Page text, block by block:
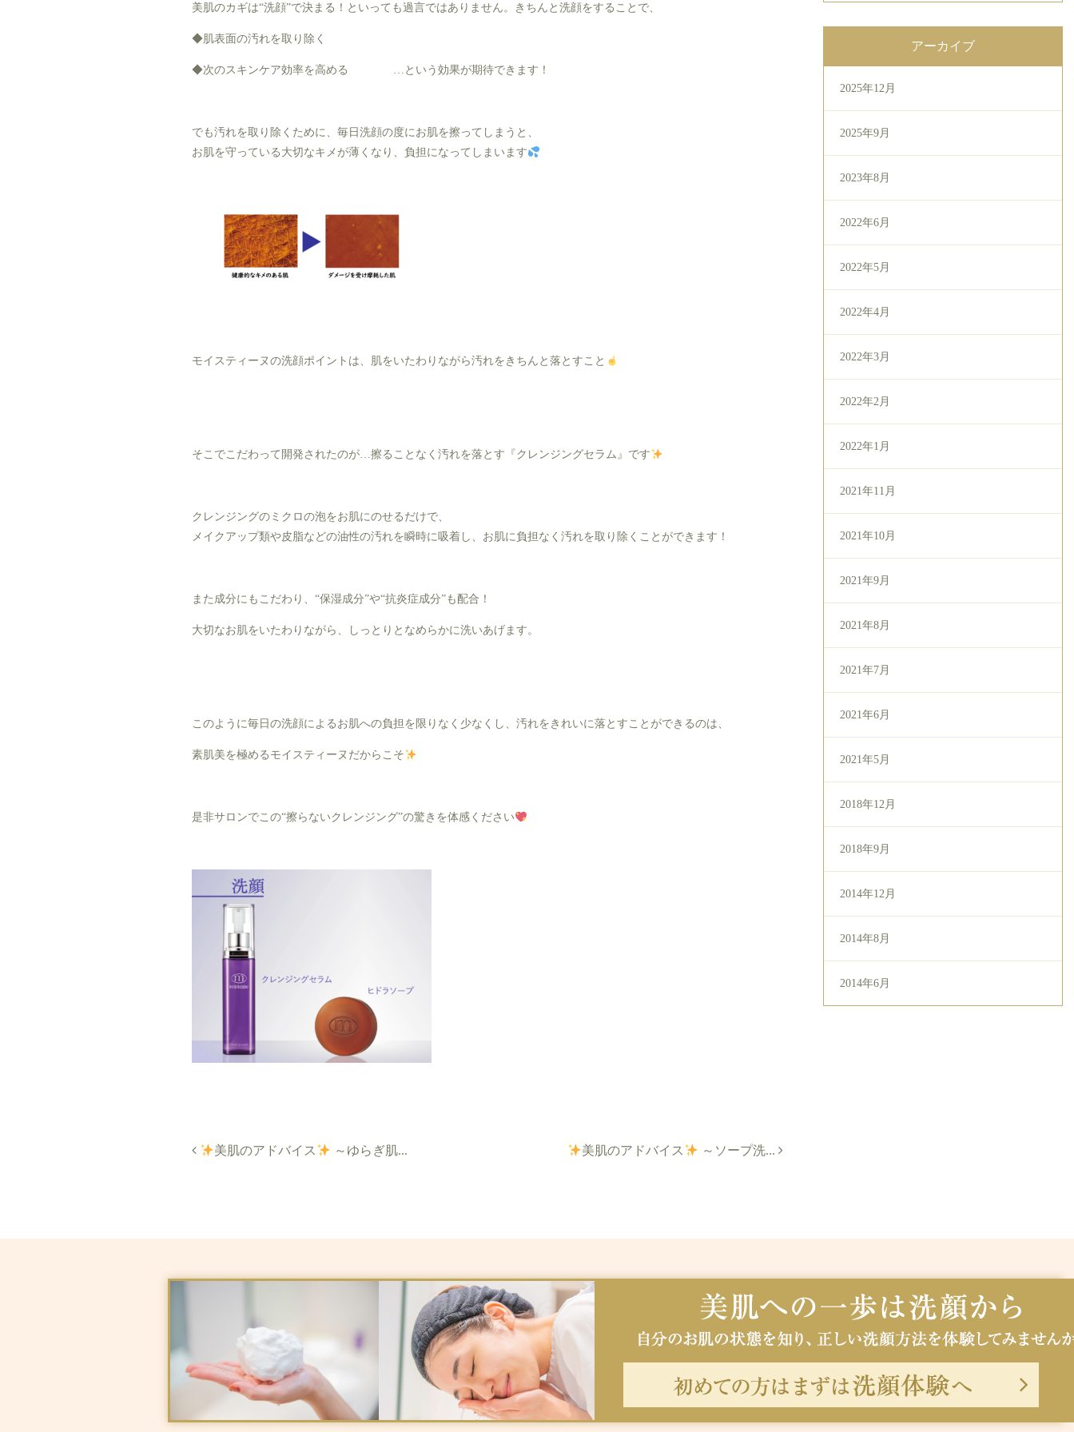
美肌のカギは“洗顔”で決まる！といっても過言ではありません。きちんと洗顔をすることで、
◆肌表面の汚れを取り除く
◆次のスキンケア効率を高める …という効果が期待できます！
でも汚れを取り除くために、毎日洗顔の度にお肌を擦ってしまうと、
お肌を守っている大切なキメが薄くなり、負担になってしまいます
モイスティーヌの洗顔ポイントは、肌をいたわりながら汚れをきちんと落とすこと
そこでこだわって開発されたのが…擦ることなく汚れを落とす『クレンジングセラム』です
クレンジングのミクロの泡をお肌にのせるだけで、
メイクアップ類や皮脂などの油性の汚れを瞬時に吸着し、お肌に負担なく汚れを取り除くことができます！
また成分にもこだわり、“保湿成分”や“抗炎症成分”も配合！
大切なお肌をいたわりながら、しっとりとなめらかに洗いあげます。
このように毎日の洗顔によるお肌への負担を限りなく少なくし、汚れをきれいに落とすことができるのは、
素肌美を極めるモイスティーヌだからこそ
是非サロンでこの“擦らないクレンジング”の驚きを体感ください
美肌のアドバイス ～ゆらぎ肌... 美肌のアドバイス ～ソープ洗...
アーカイブ
2025年12月
2025年9月
2023年8月
2022年6月
2022年5月
2022年4月
2022年3月
2022年2月
2022年1月
2021年11月
2021年10月
2021年9月
2021年8月
2021年7月
2021年6月
2021年5月
2018年12月
2018年9月
2014年12月
2014年8月
2014年6月